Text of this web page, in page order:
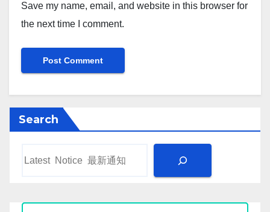
Save my name, email, and website in this browser for
the next time I comment.
Search